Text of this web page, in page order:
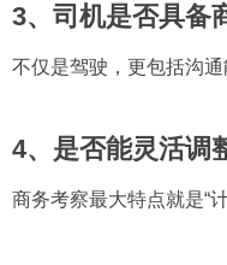
3、司机是否具备
不仅是驾驶，更包括沟通
4、是否能灵活调
商务考察最大特点就是“计